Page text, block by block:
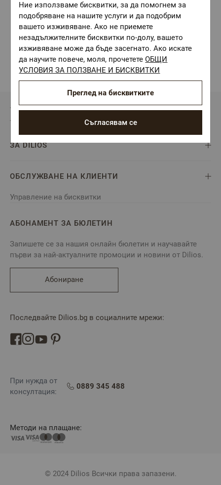
МИСТ, 100% Памук Ранфорс, 3 части
Размер:Нестандартен двоен
37,16 €/72,68 лв.
ЗА DILIOS
ОБСЛУЖВАНЕ НА КЛИЕНТИ
Управление на бисквитки
АБОНАМЕНТ ЗА БЮЛЕТИН
Запишете се за нашия онлайн бюлетин и научавайте
първи за най-актуалните промоции и новини от Dilios.
Абониране
Последвайте Dilios.bg в социалните мрежи:
При нужда от
консултация:
0889 345 488
Методи на плащане:
© 2024 Dilios Всички права запазени.
Ние използваме бисквитки, за да помогнем за
подобряване на нашите услуги и да подобрим
вашето изживяване. Ако не приемете
незадължителните бисквитки по-долу, вашето
изживяване може да бъде засегнато. Ако искате
да научите повече, моля, прочететеОБЩИ
УСЛОВИЯ ЗА ПОЛЗВАНЕ И БИСКВИТКИ
Съгласявам се
Преглед на бисквитките